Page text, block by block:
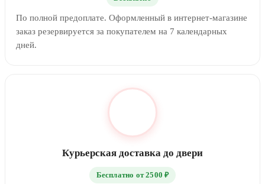
По полной предоплате. Оформленный в интернет-магазине
заказ резервируется за покупателем на 7 календарных
дней.
Курьерская доставка до двери
Бесплатно от 2500 ₽